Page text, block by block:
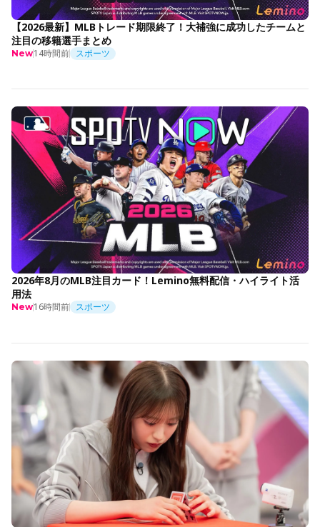
【2026最新】MLBトレード期限終了！大補強に成功したチームと
注目の移籍選手まとめ
New14時間前 スポーツ
2026年8月のMLB注目カード！Lemino無料配信・ハイライト活
用法
New16時間前 スポーツ